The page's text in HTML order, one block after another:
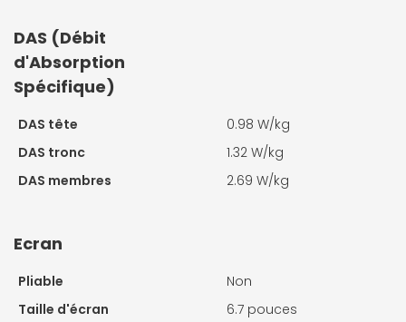
DAS (Débit
d'Absorption
Spécifique)
DAS tête
0.98 W/kg
DAS tronc
1.32 W/kg
DAS membres
2.69 W/kg
Ecran
Pliable
Non
Taille d'écran
6.7 pouces